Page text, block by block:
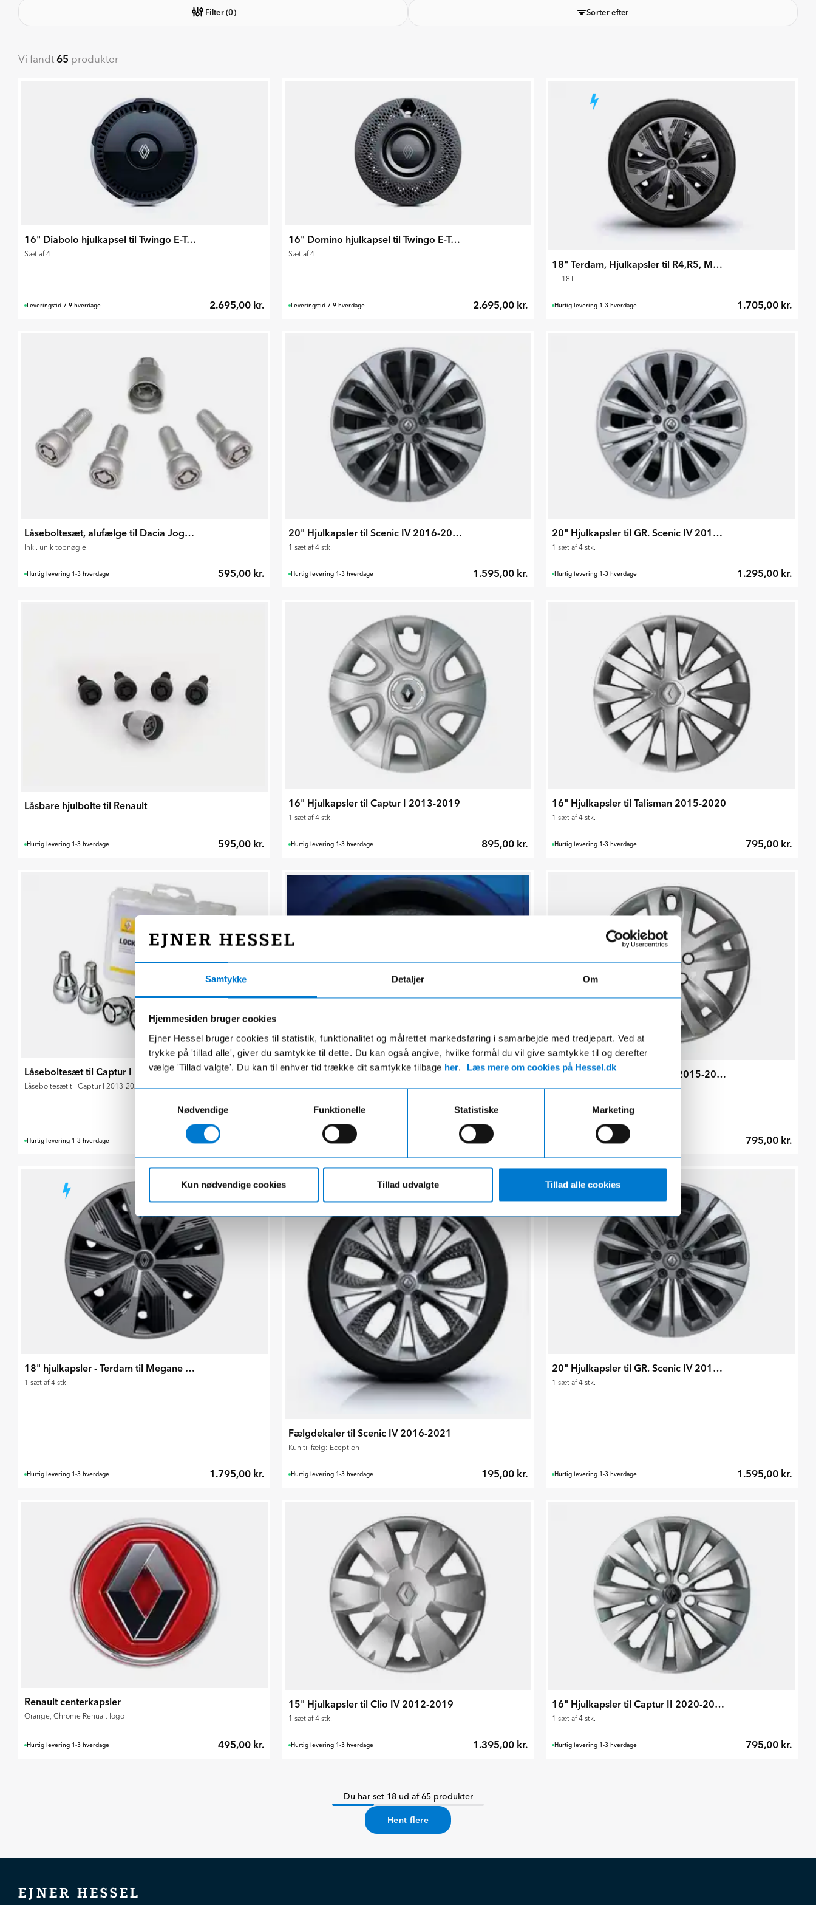
Samtykke Detaljer Om
Hjemmesiden bruger cookies
Ejner Hessel bruger cookies til statistik, funktionalitet og målrettet markedsføring i samarbejde med tredjepart. Ved at
trykke på 'tillad alle', giver du samtykke til dette. Du kan også angive, hvilke formål du vil give samtykke til og derefter
vælge 'Tillad valgte'. Du kan til enhver tid trække dit samtykke tilbage her. Læs mere om cookies på Hessel.dk
Nødvendige
Funktionelle Statistiske Marketing
Kun nødvendige cookies Tillad udvalgte Tillad alle cookies
Filter(0) Sorter efter
Vi fandt65 produkter
16" Diabolo hjulkapsel til Twingo E-Tech 2026
Sæt af 4
Leveringstid 7-9 hverdage 2.695,00 kr.
16" Domino hjulkapsel til Twingo E-Tech 2026
Sæt af 4
Leveringstid 7-9 hverdage 2.695,00 kr.
18" Terdam, Hjulkapsler til R4,R5, Megane E-Tech
Til 18T
Hurtig levering 1-3 hverdage 1.705,00 kr.
Låseboltesæt, alufælge til Dacia Jogger 2022-2024
Inkl. unik topnøgle
Hurtig levering 1-3 hverdage 595,00 kr.
20" Hjulkapsler til Scenic IV 2016-2022
1 sæt af 4 stk.
Hurtig levering 1-3 hverdage 1.595,00 kr.
20" Hjulkapsler til GR. Scenic IV 2016-2022
1 sæt af 4 stk.
Hurtig levering 1-3 hverdage 1.295,00 kr.
Låsbare hjulbolte til Renault
Hurtig levering 1-3 hverdage 595,00 kr.
16" Hjulkapsler til Captur I 2013-2019
1 sæt af 4 stk.
Hurtig levering 1-3 hverdage 895,00 kr.
16" Hjulkapsler til Talisman 2015-2020
1 sæt af 4 stk.
Hurtig levering 1-3 hverdage 795,00 kr.
Låseboltesæt til Captur I 2013-2019
Låseboltesæt til Captur I 2013-2020
Hurtig levering 1-3 hverdage 595,00 kr.
1 sæt af 4 stk.
Hurtig levering 1-3 hverdage 795,00 kr.
17" Hjulkapsler til Espace V 2015-2021
1 sæt af 4 stk.
Hurtig levering 1-3 hverdage 795,00 kr.
18" hjulkapsler - Terdam til Megane E-Tech 2022-
1 sæt af 4 stk.
Hurtig levering 1-3 hverdage 1.795,00 kr.
Fælgdekaler til Scenic IV 2016-2021
Kun til fælg: Eception
Hurtig levering 1-3 hverdage 195,00 kr.
20" Hjulkapsler til GR. Scenic IV 2016-2022
1 sæt af 4 stk.
Hurtig levering 1-3 hverdage 1.595,00 kr.
Renault centerkapsler
Orange, Chrome Renualt logo
Hurtig levering 1-3 hverdage 495,00 kr.
15" Hjulkapsler til Clio IV 2012-2019
1 sæt af 4 stk.
Hurtig levering 1-3 hverdage 1.395,00 kr.
16" Hjulkapsler til Captur II 2020-2024
1 sæt af 4 stk.
Hurtig levering 1-3 hverdage 795,00 kr.
Du har set 18 ud af 65 produkter
Hent flere
EJNER HESSEL